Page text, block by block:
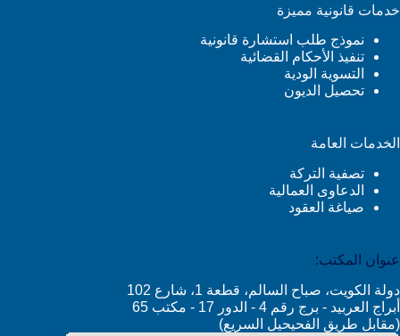
خدمات قانونية مميزة
نموذج طلب استشارة قانونية
تنفيذ الأحكام القضائية
التسوية الودية
تحصيل الديون
الخدمات العامة
تصفية التركة
الدعاوى العمالية
صياغة العقود
عنوان المكتب:
دولة الكويت، صباح السالم، قطعة 1، شارع 102
أبراج العربيد - برج رقم 4 - الدور 17 - مكتب 65
(مقابل طريق الفحيحيل السريع)